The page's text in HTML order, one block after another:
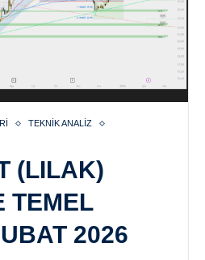
TEKNIK ANALIZ
(LILAK)
TEMEL
2026